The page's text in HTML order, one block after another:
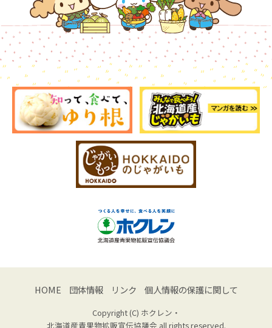
HOME 団体情報 リンク 個人情報の保護に関して
Copyright (C) ホクレン・
北海道産青果物拡販宣伝協議会 all rights reserved.